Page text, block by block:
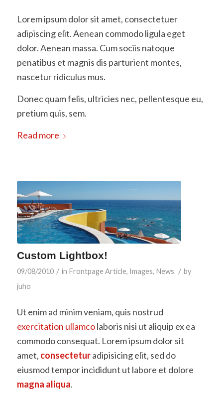
Lorem ipsum dolor sit amet, consectetuer
adipiscing elit. Aenean commodo ligula eget
dolor. Aenean massa. Cum sociis natoque
penatibus et magnis dis parturient montes,
nascetur ridiculus mus.
Donec quam felis, ultricies nec, pellentesque eu,
pretium quis, sem.
Read more
Custom Lightbox!
09/08/2010 / in Frontpage Article, Images, News / by
juho
Ut enim ad minim veniam, quis nostrud
exercitation ullamcolaboris nisi ut aliquip ex ea
commodo consequat. Lorem ipsum dolor sit
amet, consecteturadipisicing elit, sed do
eiusmod tempor incididunt ut labore et dolore
magna aliqua.